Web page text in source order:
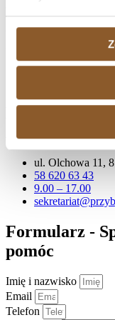
Trójmiasta, ale
waloryzowanych do
innych częściach kraju.
58 620 63 43
Kancelaria
Adwokat
ul. Olchowa 11,
58 620 63 43
9.00 – 17.00
Formularz -
pomóc
Imię i nazwisko
Email
Telefon